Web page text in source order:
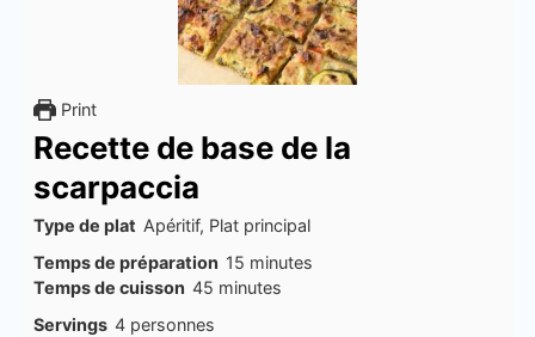
Print
Recette de base de la
scarpaccia
Type de plat Apéritif, Plat principal
Temps de préparation 15minutes
minutes
Temps de cuisson 45minutes
minutes
Servings 4 personnes